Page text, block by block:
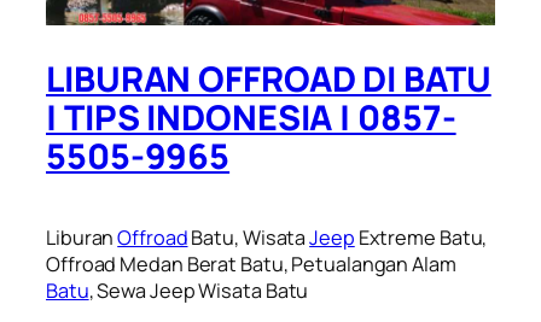
LIBURAN OFFROAD DI BATU
| TIPS INDONESIA | 0857-
5505-9965
LiburanOffroadBatu, WisataJeep Extreme Batu,
Offroad Medan Berat Batu, Petualangan Alam
Batu, Sewa Jeep Wisata Batu